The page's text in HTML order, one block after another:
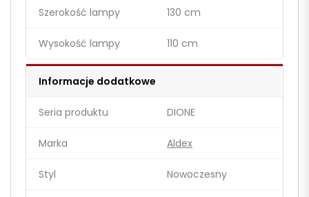
Szerokość lampy 130 cm
Wysokość lampy 110 cm
Informacje dodatkowe
Seria produktu DIONE
Marka Aldex
Styl Nowoczesny